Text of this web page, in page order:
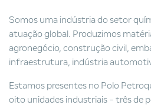
Somos uma indústria do setor
atuação global. Produzimos
agronegócio, construção civil,
infraestrutura, indústria
Estamos presentes no Polo
oito unidades industriais - três de